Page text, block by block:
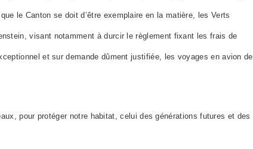
le Canton se doit d’être exemplaire en la matière, les Verts
visant notamment à durcir le règlement fixant les frais de
et sur demande dûment justifiée, les voyages en avion de
pour protéger notre habitat, celui des générations futures et des